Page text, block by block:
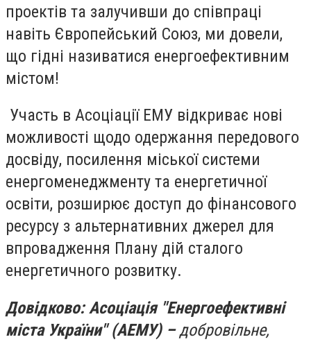
проектів та залучивши до співпраці
навіть Європейський Союз, ми довели,
що гідні називатися енергоефективним
містом!
Участь в Асоціації ЕМУ відкриває нові
можливості щодо одержання передового
досвіду, посилення міської системи
енергоменеджменту та енергетичної
освіти, розширює доступ до фінансового
ресурсу з альтернативних джерел для
впровадження Плану дій сталого
енергетичного розвитку.
Довідково: Асоціація "Енергоефективні
міста України" (АЕМУ)–добровільне,